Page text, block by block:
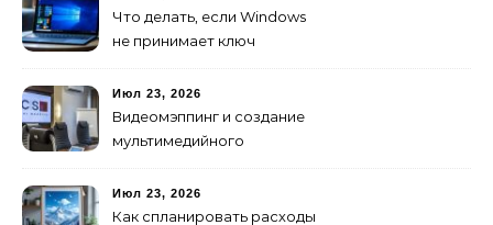
Что делать, если Windows
не принимает ключ
Июл 23, 2026
Видеомэппинг и создание
мультимедийного
будущего для пространств
Июл 23, 2026
Как спланировать расходы